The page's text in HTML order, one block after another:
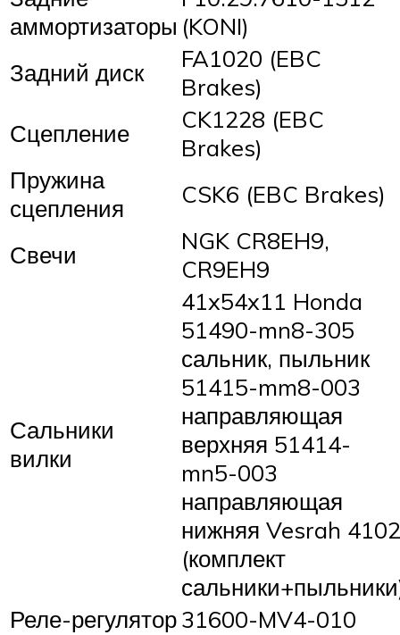
аммортизаторы (KONI)
Задний диск
FA1020 (EBC
Brakes)
Сцепление
CK1228 (EBC
Brakes)
Пружина
сцепления
CSK6 (EBC Brakes)
Свечи
NGK CR8EH9,
CR9EH9
Сальники
вилки
41x54x11 Honda
51490-mn8-305
сальник, пыльник
51415-mm8-003
направляющая
верхняя 51414-
mn5-003
направляющая
нижняя Vesrah 4102
(комплект
Реле-регулятор31600-MV4-010